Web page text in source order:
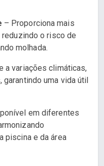
– Proporciona mais
reduzindo o risco de
molhada.
a variações climáticas,
uma vida útil
em diferentes
piscina e da área